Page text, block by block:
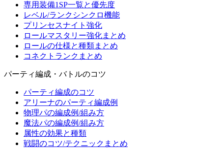
専用装備1SP一覧と優先度
レベル/ランクシンクロ機能
プリンセスナイト強化
ロールマスタリー強化まとめ
ロールの仕様と種類まとめ
コネクトランクまとめ
パーティ編成・バトルのコツ
パーティ編成のコツ
アリーナのパーティ編成例
物理パの編成例/組み方
魔法パの編成例/組み方
属性の効果と種類
戦闘のコツ/テクニックまとめ